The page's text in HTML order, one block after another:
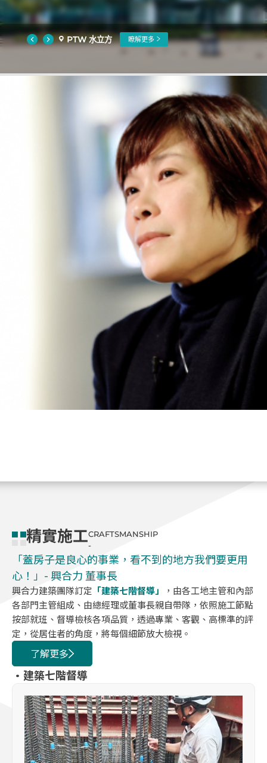
PTW 水立方 瞭解更多
精實施工CRAFTSMANSHIP
-
「蓋房子是良心的事業，看不到的地方我們要更用
心！」- 興合力 董事長
興合力建築團隊訂定 「建築七階督導」
，由各工地主管和內部
各部門主管組成、由總經理或董事長親自帶隊，依照施工節點
按部就班、督導檢核各項品質，透過專業、客觀、高標準的評
定，從居住者的角度，將每個細節放大檢視。
了解更多
·建築七階督導